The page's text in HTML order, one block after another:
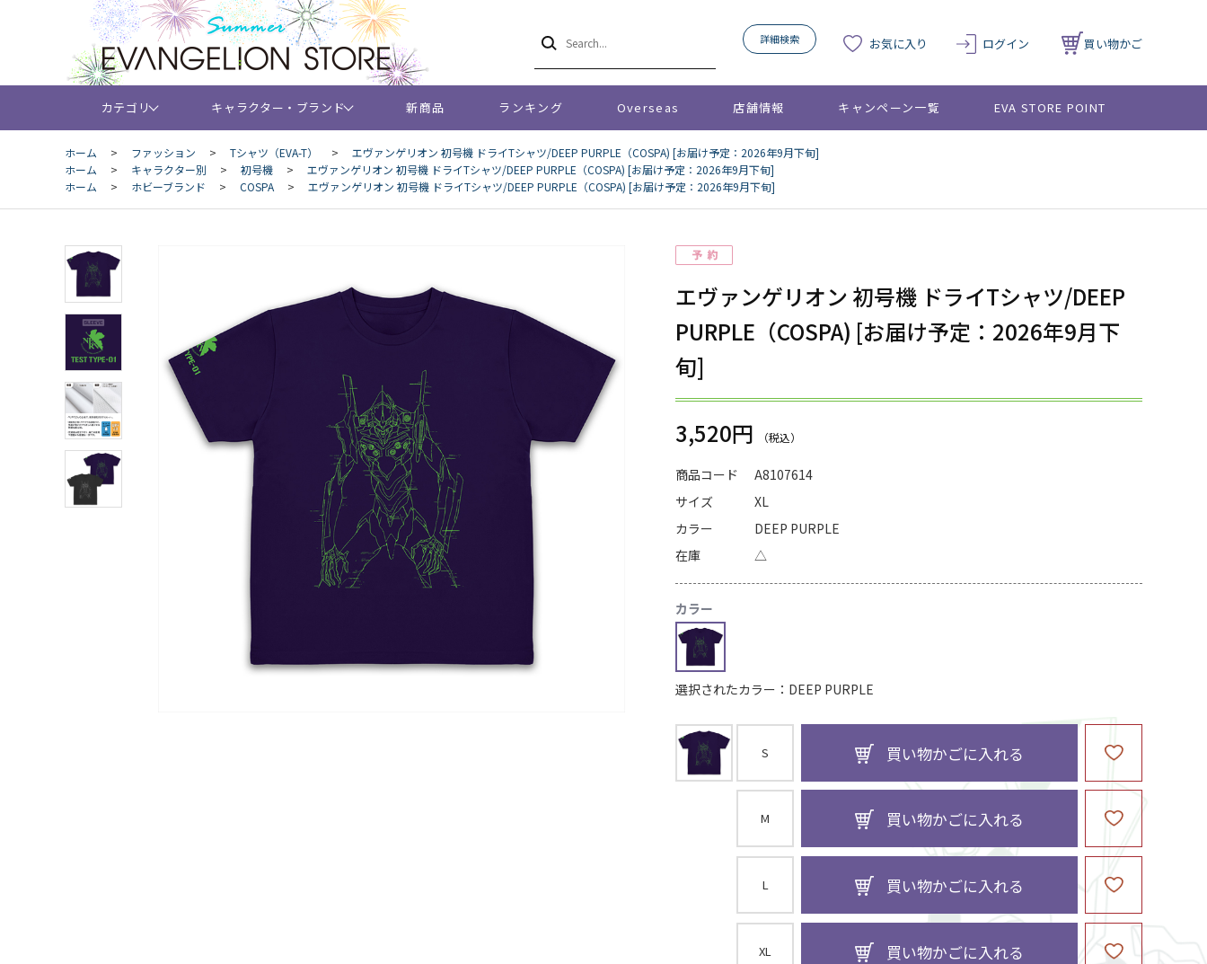
詳細検索 お気に入り ログイン 買い物かご
カテゴリ キャラクター・ブランド 新商品 ランキング Overseas 店舗情報 キャンペーン一覧 EVA STORE POINT
ホーム > ファッション > Tシャツ（EVA-T） >
エヴァンゲリオン 初号機 ドライTシャツ/DEEP PURPLE（COSPA) [お届け予定：2026年9月下旬]
ホーム
> キャラクター別 > 初号機 >
エヴァンゲリオン 初号機 ドライTシャツ/DEEP PURPLE（COSPA) [お届け予定：2026年9月下旬]
ホーム
> ホビーブランド > COSPA > エヴァンゲリオン 初号機 ドライTシャツ/DEEP PURPLE（COSPA) [お届け予定：2026年9月下旬]
エヴァンゲリオン 初号機 ドライTシャツ/DEEP
PURPLE（COSPA) [お届け予定：2026年9月下
旬]
3,520円
商品コード
A8107614
サイズ
XL
カラー
DEEP PURPLE
在庫
△
カラー
選択されたカラー：DEEP PURPLE
S 買い物かごに入れる
M 買い物かごに入れる
L 買い物かごに入れる
XL 買い物かごに入れる